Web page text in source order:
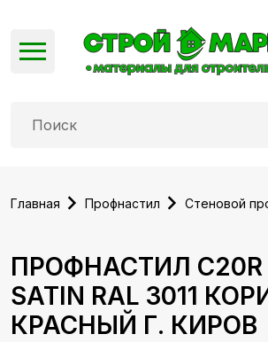
Главная Профнастил Стеновой
ПРОФНАСТИЛ С20R
SATIN RAL 3011
КРАСНЫЙ Г. КИРОВ